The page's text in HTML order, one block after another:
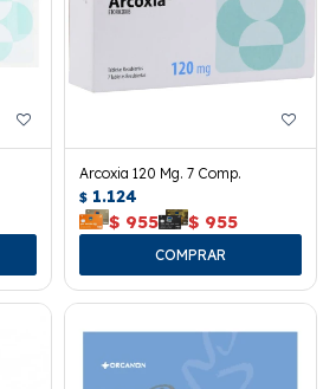
Arcoxia 120 Mg. 7 Comp.
$ 1.124
$ 955 $ 955